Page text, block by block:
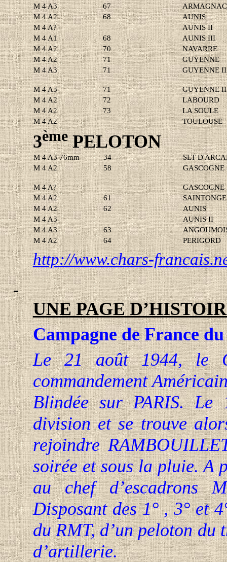
M 4 A3 67
M 4 A2
68
AUNIS
M4 A?
AUNIS II
M 4 A1
68
AUNIS III
M 4 A2
70
NAVARRE
M 4 A2
71
GUYENNE
M 4 A3
71 GUYENNE II
M 4 A3 71
GUYENNE
M 4 A2
72
LABOURD
M 4 A2
73
LA SOULE
M 4 A2
TOULOUSE
3èmePELOTON
M 4 A3 76mm 34
SLT
M 4 A2
58 GASCOGNE
M4 A?
M 4 A2
61
SAINTONGE
M 4 A2
62
AUNIS
M 4 A3
AUNIS II
M 4 A3
63
M 4 A2
64 PERIGORD
http://www.chars-
UNE PAGE
Campagne de France
Le 21 août 1944, le
commandement
Blindée sur PARIS.
division et se trouve
rejoindre
soirée et sousla pluie. A
au chef d’escadrons
Disposant des 1° , 3° et
du RMT, d’un peloton
d’artillerie.